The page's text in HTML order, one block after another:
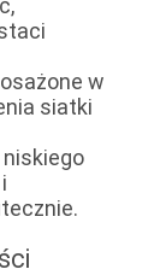
w
siatki